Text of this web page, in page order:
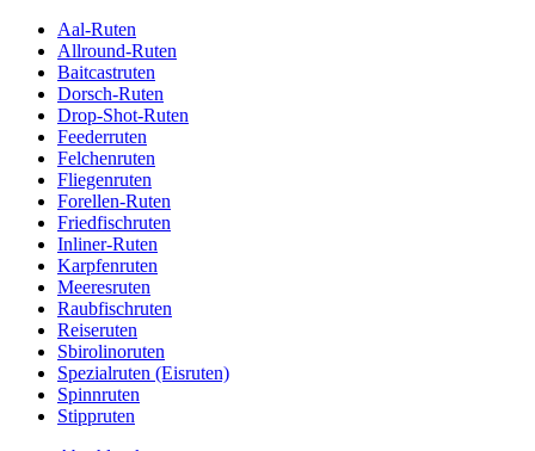
Aal-Ruten
Allround-Ruten
Baitcastruten
Dorsch-Ruten
Drop-Shot-Ruten
Feederruten
Felchenruten
Fliegenruten
Forellen-Ruten
Friedfischruten
Inliner-Ruten
Karpfenruten
Meeresruten
Raubfischruten
Reiseruten
Sbirolinoruten
Spezialruten (Eisruten)
Spinnruten
Stippruten